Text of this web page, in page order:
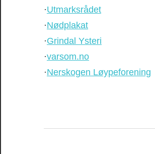
·Utmarksrådet
·Nødplakat
·Grindal Ysteri
·varsom.no
·Nerskogen Løypeforening